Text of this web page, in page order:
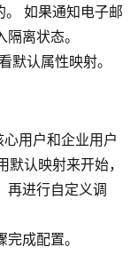
。 如果通知电子邮
离状态。
默认属性映射。
用户和企业用户
认映射来开始，
再进行自定义调
成配置。